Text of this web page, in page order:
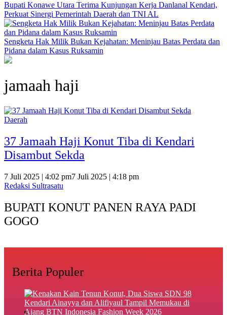
Bupati Konawe Utara Terima Kunjungan Kerja Danlanal Kendari,
Perkuat Sinergi Pemerintah Daerah dan TNI AL
‎Sengketa Hak Milik Bukan Kejahatan: Meninjau Batas Perdata dan
Pidana dalam Kasus Ruksamin
jamaah haji
Daerah
37 Jamaah Haji Konut Tiba di Kendari
Disambut Sekda
7 Juli 2025 | 4:02 pm7 Juli 2025 | 4:18 pm
Redaksi Sultrasatu
BUPATI KONUT PANEN RAYA PADI
GOGO
Berita Populer